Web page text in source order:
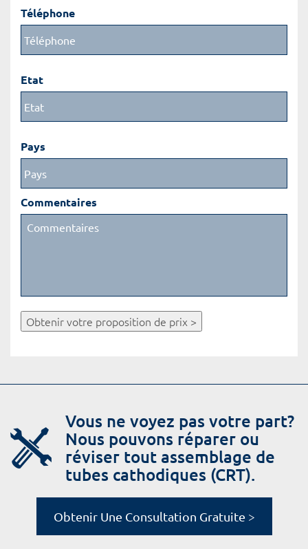
Téléphone
Etat
Pays
Commentaires
Obtenir votre proposition de prix >
Vous ne voyez pas votre part?
Nous pouvons réparer ou
réviser tout assemblage de
tubes cathodiques (CRT).
Obtenir Une Consultation Gratuite >